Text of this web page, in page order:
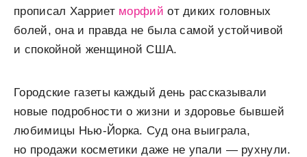
прописал Харриет морфийот диких головных
болей, она и правда не была самой устойчивой
и спокойной женщиной США.
Городские газеты каждый день рассказывали
новые подробности о жизни и здоровье бывшей
любимицы Нью-Йорка. Суд она выиграла,
но продажи косметики даже не упали — рухнули.